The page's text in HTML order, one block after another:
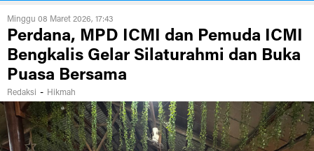
Minggu 08 Maret 2026, 17:43
Perdana, MPD ICMI dan Pemuda ICMI
Bengkalis Gelar Silaturahmi dan Buka
Puasa Bersama
Redaksi - Hikmah